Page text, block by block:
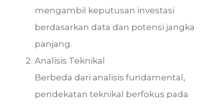
mengambil keputusan investasi
berdasarkan data dan potensi jangka
panjang.
Analisis Teknikal
Berbeda dari analisis fundamental,
pendekatan teknikal berfokus pada